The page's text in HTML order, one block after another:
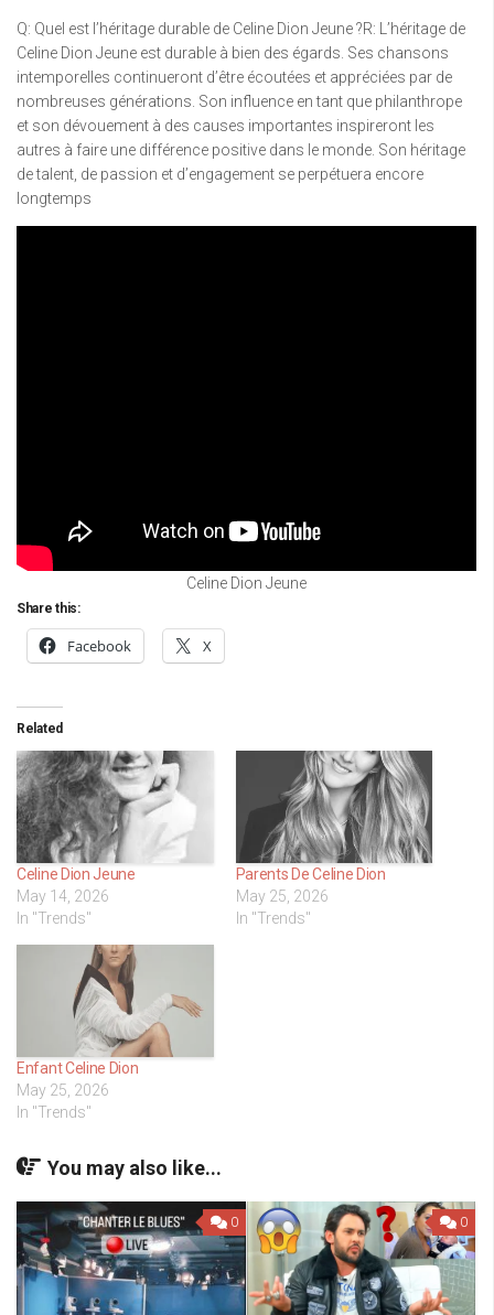
Q: Quel est l’héritage durable de Celine Dion Jeune ?R: L’héritage de
Celine Dion Jeune est durable à bien des égards. Ses chansons
intemporelles continueront d’être écoutées et appréciées par de
nombreuses générations. Son influence en tant que philanthrope
et son dévouement à des causes importantes inspireront les
autres à faire une différence positive dans le monde. Son héritage
de talent, de passion et d’engagement se perpétuera encore
longtemps
Celine Dion Jeune
Share this:
Facebook X
Related
Celine Dion Jeune
May 14, 2026
In "Trends"
Parents De Celine Dion
May 25, 2026
In "Trends"
Enfant Celine Dion
May 25, 2026
In "Trends"
You may also like...
0 0